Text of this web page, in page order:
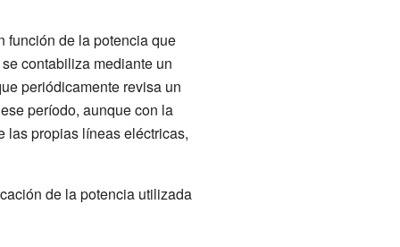
función de la potencia que
contabiliza mediante un
periódicamente revisa un
período, aunque con la
las propias líneas eléctricas,
de la potencia utilizada